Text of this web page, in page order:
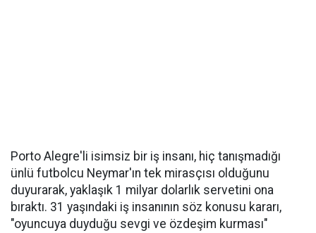
Porto Alegre'li isimsiz bir iş insanı, hiç tanışmadığı
ünlü futbolcu Neymar'ın tek mirasçısı olduğunu
duyurarak, yaklaşık 1 milyar dolarlık servetini ona
bıraktı. 31 yaşındaki iş insanının söz konusu kararı,
"oyuncuya duyduğu sevgi ve özdeşim kurması"